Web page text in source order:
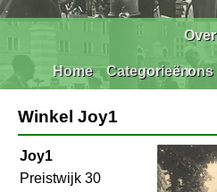
Home Categorieën
Over
ons
Winkel Joy1
Joy1
Preistwijk 30